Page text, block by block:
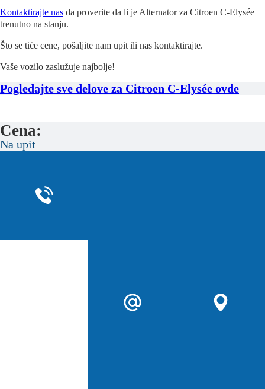
Kontaktirajte nas da proverite da li je Alternator za Citroen C-Elysée
trenutno na stanju.
Što se tiče cene, pošaljite nam upit ili nas kontaktirajte.
Vaše vozilo zaslužuje najbolje!
Pogledajte sve delove za Citroen C-Elysée ovde
Cena:
Na upit